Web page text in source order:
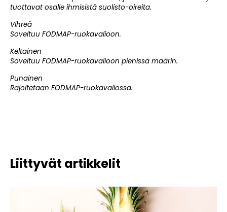
tuottavat osalle ihmisistä suolisto-oireita.
Vihreä
Soveltuu FODMAP-ruokavalioon.
Keltainen
Soveltuu FODMAP-ruokavalioon pienissä määrin.
Punainen
Rajoitetaan FODMAP-ruokavaliossa.
Liittyvät artikkelit